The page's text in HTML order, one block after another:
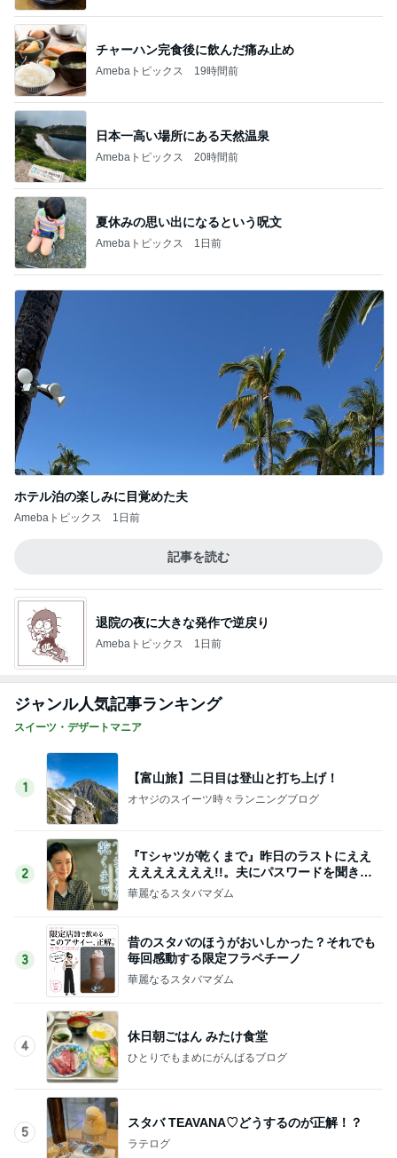
チャーハン完食後に飲んだ痛み止め
Amebaトピックス 19時間前
日本一高い場所にある天然温泉
Amebaトピックス 20時間前
夏休みの思い出になるという呪文
Amebaトピックス 1日前
ホテル泊の楽しみに目覚めた夫
Amebaトピックス 1日前
記事を読む
退院の夜に大きな発作で逆戻り
Amebaトピックス 1日前
ジャンル人気記事ランキング
スイーツ・デザートマニア
1
【富山旅】二日目は登山と打ち上げ！
オヤジのスイーツ時々ランニングブログ
2
『Tシャツが乾くまで』昨日のラストにええ
えええええええ!!。夫にパスワードを聞きま
した
華麗なるスタバマダム
3
昔のスタバのほうがおいしかった？それでも
毎回感動する限定フラペチーノ
華麗なるスタバマダム
4
休日朝ごはん みたけ食堂
ひとりでもまめにがんばるブログ
5
スタバ TEAVANA♡どうするのが正解！？
ラテログ